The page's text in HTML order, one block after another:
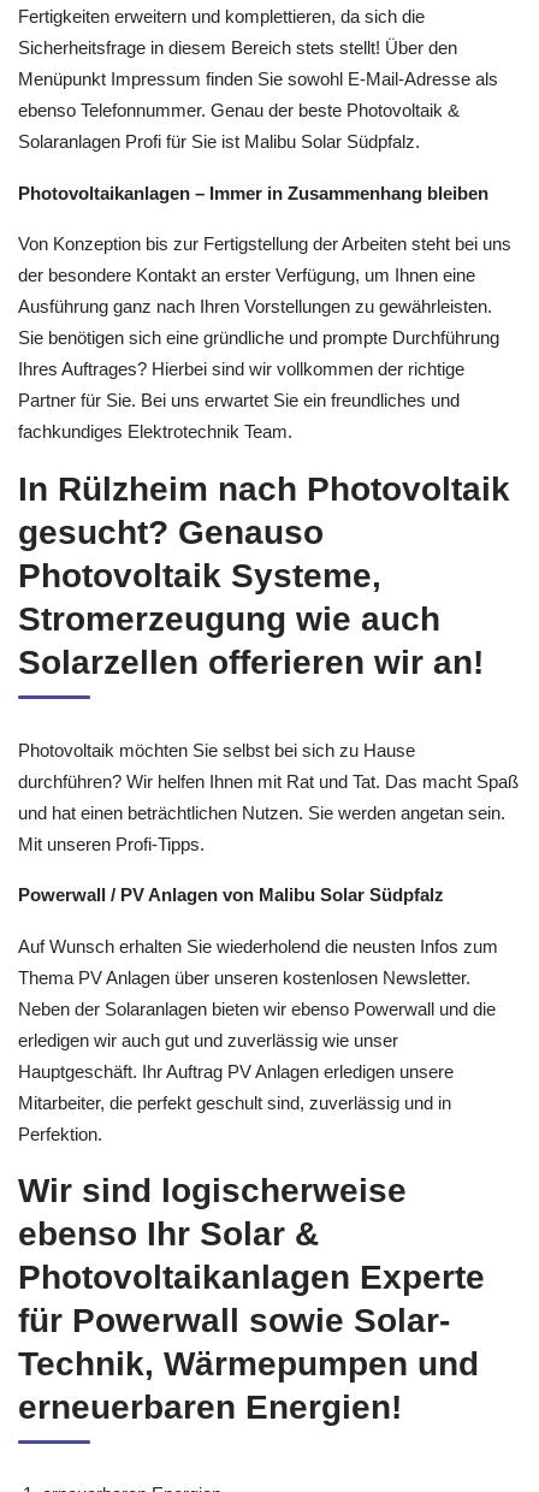
Fertigkeiten erweitern und komplettieren, da sich die
Sicherheitsfrage in diesem Bereich stets stellt! Über den
Menüpunkt Impressum finden Sie sowohl E-Mail-Adresse als
ebenso Telefonnummer. Genau der beste Photovoltaik &
Solaranlagen Profi für Sie ist Malibu Solar Südpfalz.
Photovoltaikanlagen – Immer in Zusammenhang bleiben
Von Konzeption bis zur Fertigstellung der Arbeiten steht bei uns
der besondere Kontakt an erster Verfügung, um Ihnen eine
Ausführung ganz nach Ihren Vorstellungen zu gewährleisten.
Sie benötigen sich eine gründliche und prompte Durchführung
Ihres Auftrages? Hierbei sind wir vollkommen der richtige
Partner für Sie. Bei uns erwartet Sie ein freundliches und
fachkundiges Elektrotechnik Team.
In Rülzheim nach Photovoltaik
gesucht? Genauso
Photovoltaik Systeme,
Stromerzeugung wie auch
Solarzellen offerieren wir an!
Photovoltaik möchten Sie selbst bei sich zu Hause
durchführen? Wir helfen Ihnen mit Rat und Tat. Das macht Spaß
und hat einen beträchtlichen Nutzen. Sie werden angetan sein.
Mit unseren Profi-Tipps.
Powerwall / PV Anlagen von Malibu Solar Südpfalz
Auf Wunsch erhalten Sie wiederholend die neusten Infos zum
Thema PV Anlagen über unseren kostenlosen Newsletter.
Neben der Solaranlagen bieten wir ebenso Powerwall und die
erledigen wir auch gut und zuverlässig wie unser
Hauptgeschäft. Ihr Auftrag PV Anlagen erledigen unsere
Mitarbeiter, die perfekt geschult sind, zuverlässig und in
Perfektion.
Wir sind logischerweise
ebenso Ihr Solar &
Photovoltaikanlagen Experte
für Powerwall sowie Solar-
Technik, Wärmepumpen und
erneuerbaren Energien!